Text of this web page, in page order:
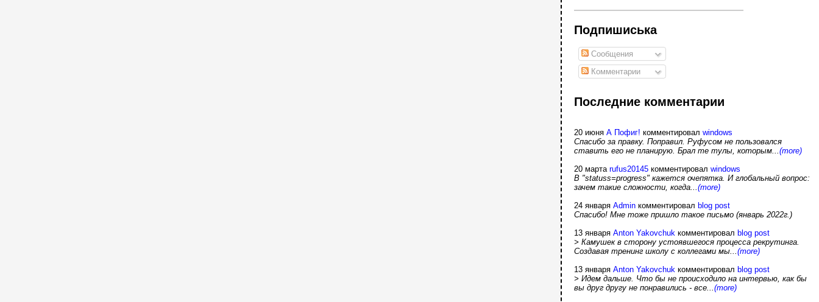
Подпишиська
Сообщения
Комментарии
Последние комментарии
20 июняА Пофиг! комментировалwindows
Спасибо за правку. Поправил. Руфусом не пользовался
ставить его не планирую. Брал те тулы, которым...(more)
20 мартаrufus20145 комментировалwindows
В "statuss=progress" кажется очепятка. И глобальный вопрос:
зачем такие сложности, когда...(more)
24 январяAdmin комментировал blog post
Спасибо! Мне тоже пришло такое письмо (январь 2022г.)
13 январяAnton Yakovchuk комментировал blog post
> Камушек в сторону устоявшегося процесса рекрутинга.
Создавая тренинг школу с коллегами мы...(more)
13 январяAnton Yakovchuk комментировал blog post
> Идем дальше. Что бы не происходило на интервью, как бы
вы друг другу не понравились - все...(more)